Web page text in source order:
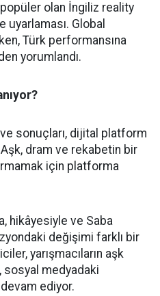
popüler olan İngiliz reality
uyarlaması. Global
Türk performansına
yorumlandı.
sonuçları, dijital platform
dram ve rekabetin bir
için platforma
hikâyesiyle ve Saba
değişimi farklı bir
yarışmacıların aşk
sosyal medyadaki
ediyor.